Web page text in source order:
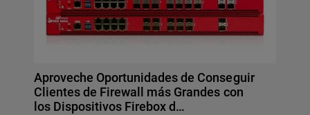
Aproveche Oportunidades de Conseguir
Clientes de Firewall más Grandes con
los Dispositivos Firebox d…